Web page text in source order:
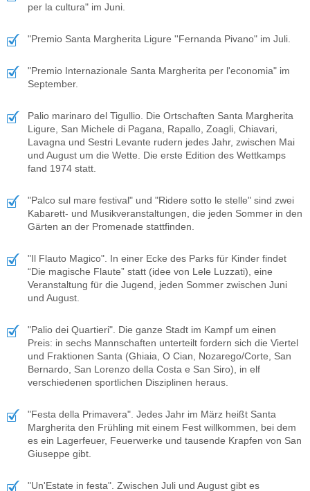
per la cultura" im Juni.
"Premio Santa Margherita Ligure ''Fernanda Pivano" im Juli.
"Premio Internazionale Santa Margherita per l'economia" im
September.
Palio marinaro del Tigullio. Die Ortschaften Santa Margherita
Ligure, San Michele di Pagana, Rapallo, Zoagli, Chiavari,
Lavagna und Sestri Levante rudern jedes Jahr, zwischen Mai
und August um die Wette. Die erste Edition des Wettkamps
fand 1974 statt.
"Palco sul mare festival" und "Ridere sotto le stelle" sind zwei
Kabarett- und Musikveranstaltungen, die jeden Sommer in den
Gärten an der Promenade stattfinden.
"Il Flauto Magico". In einer Ecke des Parks für Kinder findet
“Die magische Flaute” statt (idee von Lele Luzzati), eine
Veranstaltung für die Jugend, jeden Sommer zwischen Juni
und August.
"Palio dei Quartieri". Die ganze Stadt im Kampf um einen
Preis: in sechs Mannschaften unterteilt fordern sich die Viertel
und Fraktionen Santa (Ghiaia, O Cian, Nozarego/Corte, San
Bernardo, San Lorenzo della Costa e San Siro), in elf
verschiedenen sportlichen Disziplinen heraus.
"Festa della Primavera". Jedes Jahr im März heißt Santa
Margherita den Frühling mit einem Fest willkommen, bei dem
es ein Lagerfeuer, Feuerwerke und tausende Krapfen von San
Giuseppe gibt.
"Un'Estate in festa". Zwischen Juli und August gibt es